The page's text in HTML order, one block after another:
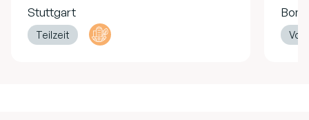
Stuttgart
Teilzeit
Bonn